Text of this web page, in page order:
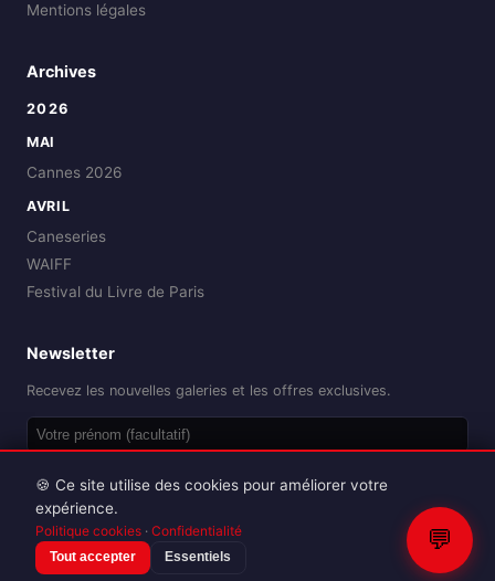
Mentions légales
Archives
2026
MAI
Cannes 2026
AVRIL
Caneseries
WAIFF
Festival du Livre de Paris
Newsletter
Recevez les nouvelles galeries et les offres exclusives.
Reproduction interdite sans autorisation.
💬
🍪 Ce site utilise des cookies pour améliorer votre
expérience.
Politique cookies · Confidentialité
Tout accepter Essentiels